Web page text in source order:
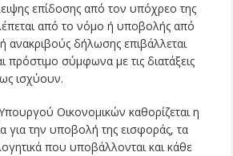
επίδοσης από τον υπόχρεο της
από το νόμο ή υποβολής από
ανακριβούς δήλωσης επιβάλλεται
πρόστιμο σύμφωνα με τις διατάξεις
ισχύουν.
Οικονομικών καθορίζεται η
για την υποβολή της εισφοράς, τα
που υποβάλλονται και κάθε